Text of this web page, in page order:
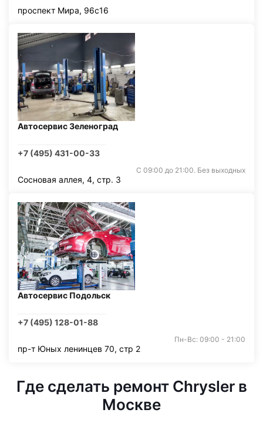
проспект Мира, 96с16
Автосервис Зеленоград
+7 (495) 431-00-33
С 09:00 до 21:00. Без выходных
Сосновая аллея, 4, стр. 3
Автосервис Подольск
+7 (495) 128-01-88
Пн-Вс: 09:00 - 21:00
пр-т Юных ленинцев 70, стр 2
Где сделать ремонт Chrysler в
Москве